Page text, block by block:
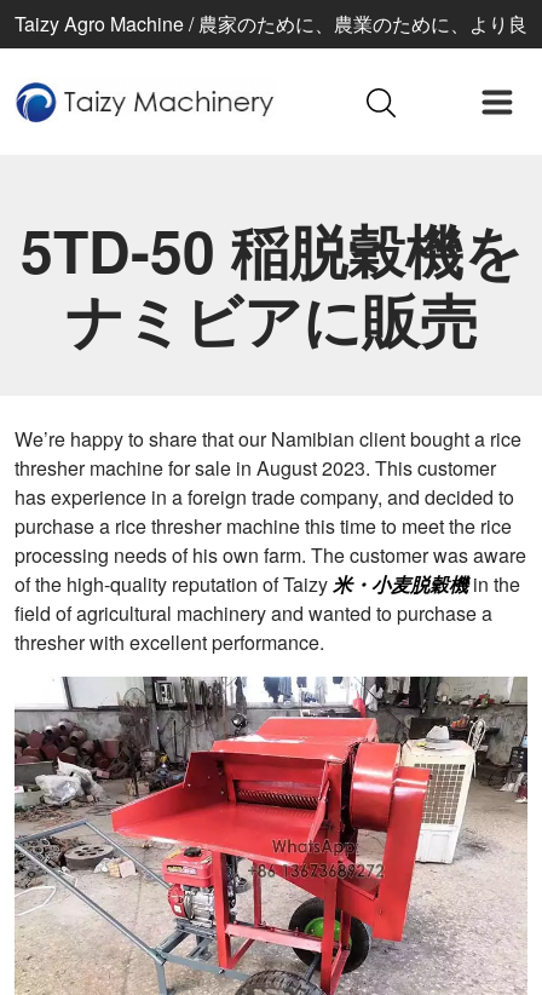
Taizy Agro Machine / 農家のために、農業のために、より良
5TD-50 稲脱穀機を
ナミビアに販売
We’re happy to share that our Namibian client bought a rice
thresher machine for sale in August 2023. This customer
has experience in a foreign trade company, and decided to
purchase a rice thresher machine this time to meet the rice
processing needs of his own farm. The customer was aware
of the high-quality reputation of Taizy米・小麦脱穀機in the
field of agricultural machinery and wanted to purchase a
thresher with excellent performance.